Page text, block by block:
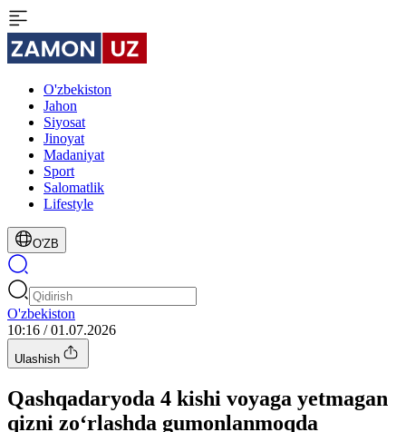
O'zbekiston
Jahon
Siyosat
Jinoyat
Madaniyat
Sport
Salomatlik
Lifestyle
O'ZB
O'zbekiston
10:16 / 01.07.2026
Ulashish
Qashqadaryoda 4 kishi voyaga yetmagan
qizni zo‘rlashda gumonlanmoqda